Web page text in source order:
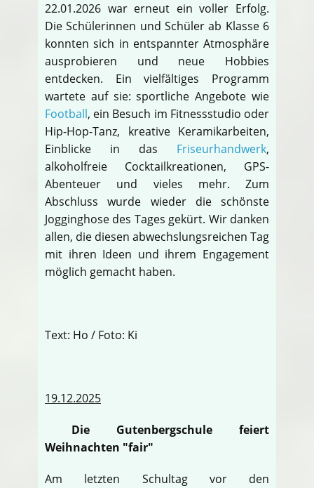
22.01.2026 war erneut ein voller Erfolg.
Die Schülerinnen und Schüler ab Klasse 6
konnten sich in entspannter Atmosphäre
ausprobieren und neue Hobbies
entdecken. Ein vielfältiges Programm
wartete auf sie: sportliche Angebote wie
Football, ein Besuch im Fitnessstudio oder
Hip-Hop-Tanz, kreative Keramikarbeiten,
Einblicke in das Friseurhandwerk,
alkoholfreie Cocktailkreationen, GPS-
Abenteuer und vieles mehr. Zum
Abschluss wurde wieder die schönste
Jogginghose des Tages gekürt. Wir danken
allen, die diesen abwechslungsreichen Tag
mit ihren Ideen und ihrem Engagement
möglich gemacht haben.
Text: Ho / Foto: Ki
19.12.2025
Die Gutenbergschule feiert
Weihnachten "fair"
Am letzten Schultag vor den